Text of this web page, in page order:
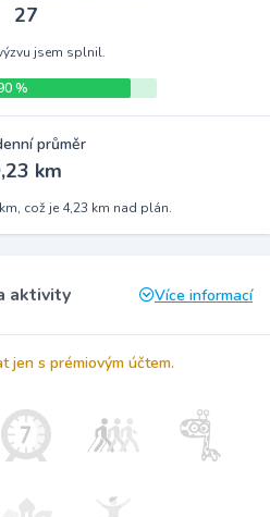
27
jsem splnil.
%
průměr
km
což je 4,23 km nad plán.
aktivity Více informací
jen s prémiovým účtem.